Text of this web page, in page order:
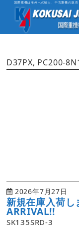
国際重機は海外への輸出、中古重機の販売
D37PX, PC200-
2026年7月27日
新規在庫入荷
ARRIVAL!!
SK135SRD-3